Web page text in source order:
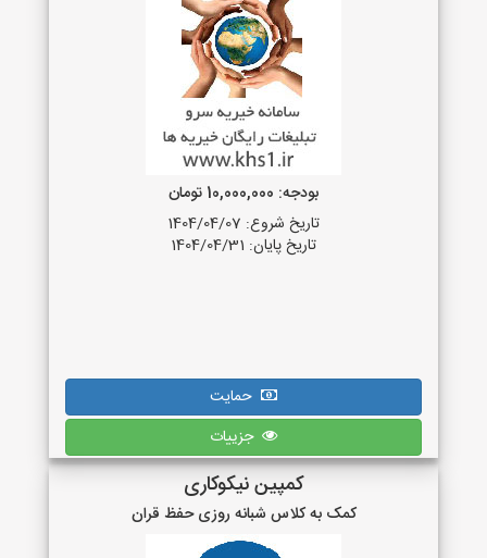
بودجه: 10,000,000 تومان
تاریخ شروع: 1404/04/07
تاریخ پایان: 1404/04/31
حمایت
جزییات
کمپین نیکوکاری
کمک به کلاس شبانه روزی حفظ قران